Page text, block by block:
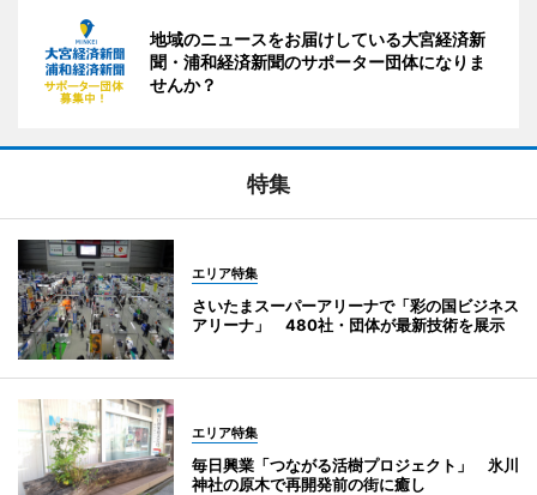
地域のニュースをお届けしている大宮経済新
聞・浦和経済新聞のサポーター団体になりま
せんか？
特集
エリア特集
さいたまスーパーアリーナで「彩の国ビジネス
アリーナ」 480社・団体が最新技術を展示
エリア特集
毎日興業「つながる活樹プロジェクト」 氷川
神社の原木で再開発前の街に癒し